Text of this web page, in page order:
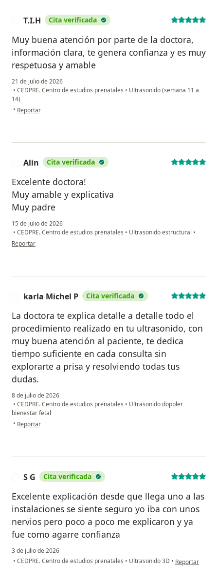
T.I.H Cita verificada
Muy buena atención por parte de la doctora,
información clara, te genera confianza y es muy
respetuosa y amable
21 de julio de 2026
• CEDPRE. Centro de estudios prenatales • Ultrasonido (semana 11 a
14)
• en opinión del usuario T.I.H
Reportar
Alin Cita verificada
Excelente doctora!
Muy amable y explicativa
Muy padre
15 de julio de 2026
• CEDPRE. Centro de estudios prenatales • Ultrasonido estructural •
en opinión del usuario Alin
Reportar
karla Michel P Cita verificada
La doctora te explica detalle a detalle todo el
procedimiento realizado en tu ultrasonido, con
muy buena atención al paciente, te dedica
tiempo suficiente en cada consulta sin
explorarte a prisa y resolviendo todas tus
dudas.
8 de julio de 2026
• CEDPRE. Centro de estudios prenatales • Ultrasonido doppler
bienestar fetal
• en opinión del usuario karla Michel P
Reportar
S G Cita verificada
Excelente explicación desde que llega uno a las
instalaciones se siente seguro yo iba con unos
nervios pero poco a poco me explicaron y ya
fue como agarre confianza
3 de julio de 2026
• CEDPRE. Centro de estudios prenatales • Ultrasonido 3D • en opinión del
Reportar